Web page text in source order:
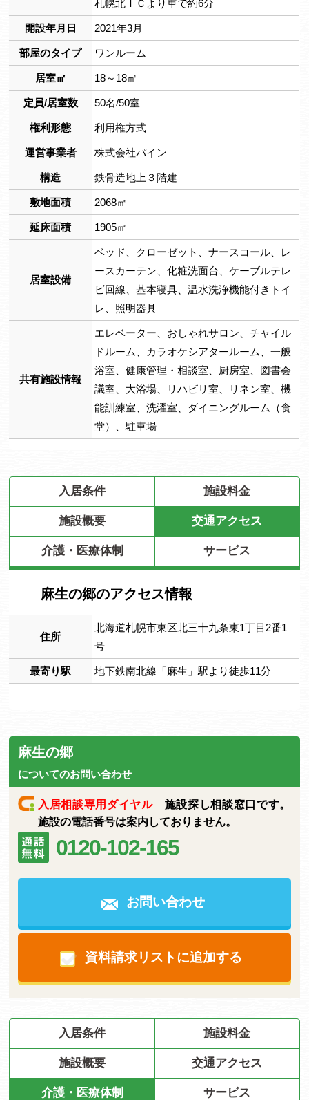
札幌北ＩＣより車で約6分
開設年月日 2021年3月
部屋のタイプ ワンルーム
居室㎡ 18～18㎡
定員/居室数 50名/50室
権利形態 利用権方式
運営事業者 株式会社パイン
構造 鉄骨造地上３階建
敷地面積 2068㎡
延床面積 1905㎡
居室設備
ベッド、クローゼット、ナースコール、レ
ースカーテン、化粧洗面台、ケーブルテレ
ビ回線、基本寝具、温水洗浄機能付きトイ
レ、照明器具
共有施設情報
エレベーター、おしゃれサロン、チャイル
ドルーム、カラオケシアタールーム、一般
浴室、健康管理・相談室、厨房室、図書会
議室、大浴場、リハビリ室、リネン室、機
能訓練室、洗濯室、ダイニングルーム（食
堂）、駐車場
入居条件 施設料金
施設概要 交通アクセス
介護・医療体制 サービス
麻生の郷のアクセス情報
住所
北海道札幌市東区北三十九条東1丁目2番1
号
最寄り駅 地下鉄南北線「麻生」駅より徒歩11分
麻生の郷
についてのお問い合わせ
入居相談専用ダイヤル施設探し相談窓口です。
施設の電話番号は案内しておりません。
0120-102-165
お問い合わせ
資料請求リストに追加する
入居条件 施設料金
施設概要 交通アクセス
介護・医療体制 サービス